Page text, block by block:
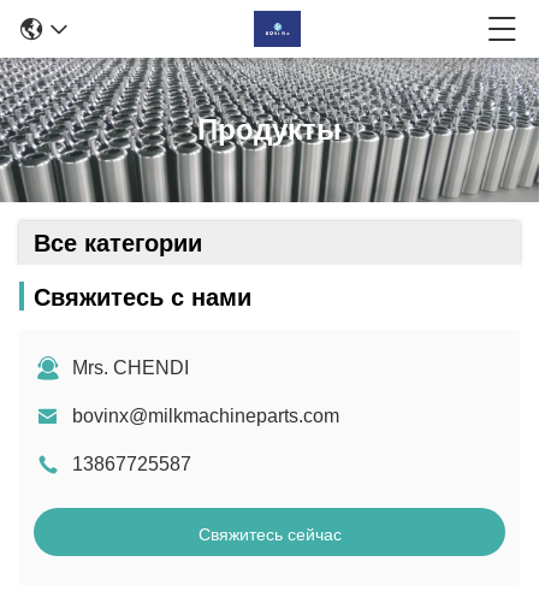
Продукты
Все категории
Свяжитесь с нами
Mrs. CHENDI
bovinx@milkmachineparts.com
13867725587
Свяжитесь сейчас